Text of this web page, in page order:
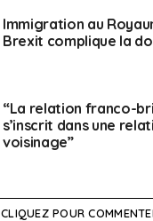
Immigration au
Brexit complique la
“La relation franco-
s’inscrit dans une
voisinage”
CLIQUEZ POUR